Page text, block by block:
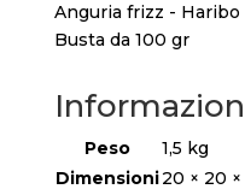
Anguria frizz - Haribo
Busta da 100 gr
Peso
1,5 kg
Dimensioni20 × 20